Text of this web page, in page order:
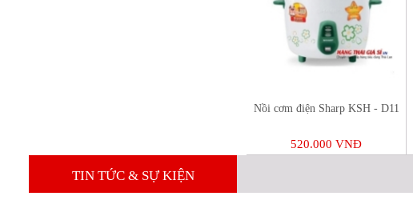
Nồi cơm điện Sharp KSH - D11
520.000 VNĐ
TIN TỨC & SỰ KIỆN